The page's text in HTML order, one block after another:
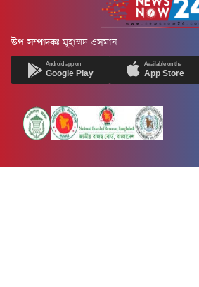
উপ-সম্পাদকঃ মুহাম্মদ ওসমান
Android app on
Google Play
Available on the
App Store